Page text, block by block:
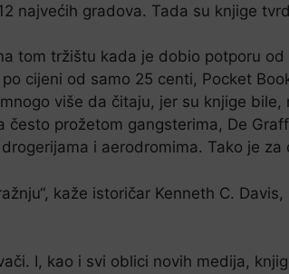
najvećih gradova. Tada su knjige
tom tržištu kada je dobio potporu
cijeni od samo 25 centi, Pocket
više da čitaju, jer su knjige
često prožetom gangsterima, De
i aerodromima. Tako je
kaže istoričar Kenneth C.
I, kao i svi oblici novih medija,